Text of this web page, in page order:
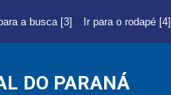
a busca [3] Ir para o rodapé [4]
DO PARANÁ